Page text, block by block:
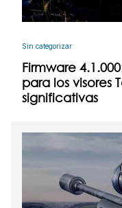
Sin categorizar
Firmware
para los visores
significativas